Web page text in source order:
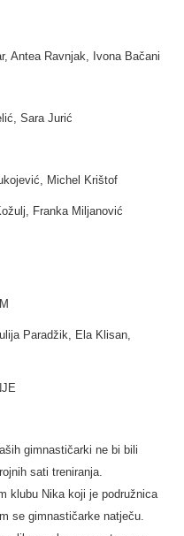
Antea Ravnjak, Ivona Bačani
Sara Jurić
Michel Krištof
Franka Miljanović
Paradžik, Ela Klisan,
gimnastičarki ne bi bili
sati treniranja.
klubu Nika koji je podružnica
se gimnastičarke natječu.